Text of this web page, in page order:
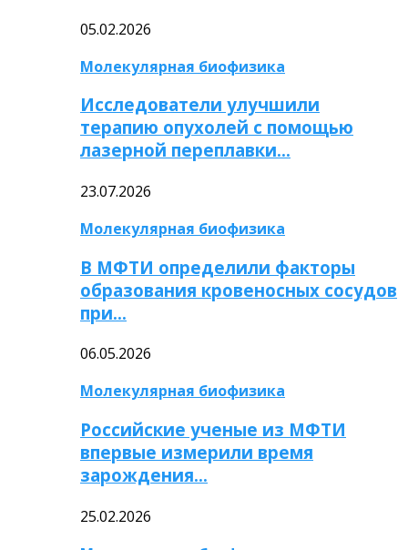
05.02.2026
Молекулярная биофизика
Исследователи улучшили
терапию опухолей с помощью
лазерной переплавки…
23.07.2026
Молекулярная биофизика
В МФТИ определили факторы
образования кровеносных сосудов
при…
06.05.2026
Молекулярная биофизика
Российские ученые из МФТИ
впервые измерили время
зарождения…
25.02.2026